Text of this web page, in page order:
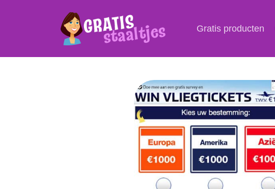
Gratis producten